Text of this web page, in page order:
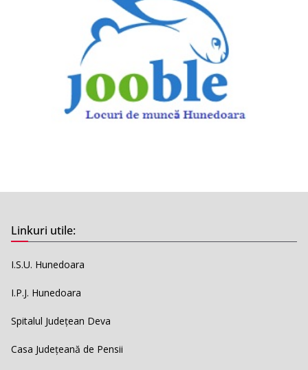
Linkuri utile:
I.S.U. Hunedoara
I.P.J. Hunedoara
Spitalul Județean Deva
Casa Județeană de Pensii